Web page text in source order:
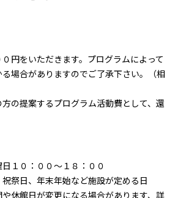
円をいただきます。プログラムによって
場合がありますのでご了承下さい。（相
の提案するプログラム活動費として、還
１０：００〜１８：００
祭⽇、年末年始など施設が定める⽇
休館⽇が変更になる場合があります、詳